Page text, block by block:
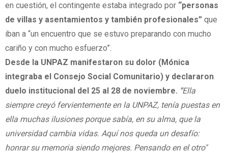
en cuestión, el contingente estaba integrado por “personas
de villas y asentamientos y también profesionales” que
iban a “un encuentro que se estuvo preparando con mucho
cariño y con mucho esfuerzo”.
Desde la UNPAZ manifestaron su dolor (Mónica
integraba el Consejo Social Comunitario) y declararon
duelo institucional del 25 al 28 de noviembre. "Ella
siempre creyó fervientemente en la UNPAZ, tenía puestas en
ella muchas ilusiones porque sabía, en su alma, que la
universidad cambia vidas. Aquí nos queda un desafío:
honrar su memoria siendo mejores. Pensando en el otro"